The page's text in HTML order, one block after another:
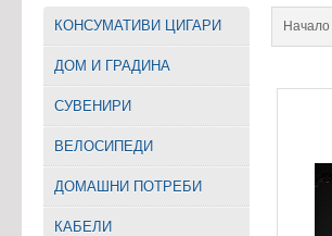
КОНСУМАТИВИ ЦИГАРИ
ДОМ И ГРАДИНА
СУВЕНИРИ
ВЕЛОСИПЕДИ
ДОМАШНИ ПОТРЕБИ
КАБЕЛИ
Начало